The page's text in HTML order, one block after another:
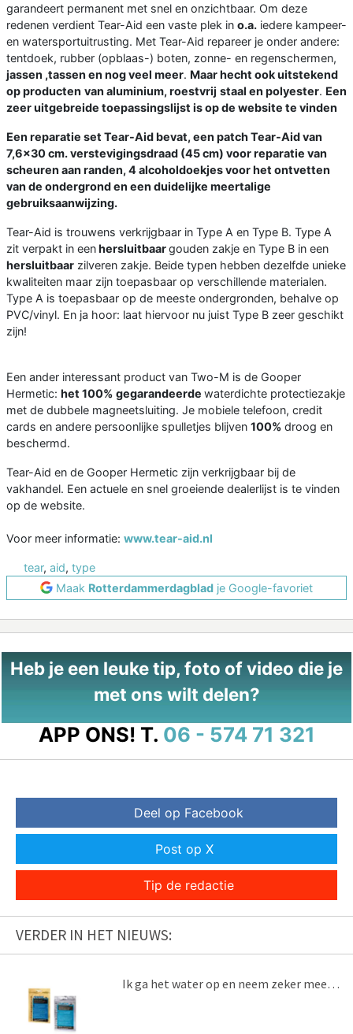
garandeert permanent met snel en onzichtbaar. Om deze
redenen verdient Tear-Aid een vaste plek in o.a. iedere kampeer-
en watersportuitrusting. Met Tear-Aid repareer je onder andere:
tentdoek, rubber (opblaas-) boten, zonne- en regenschermen,
jassen ,tassen en nog veel meer. Maar hecht ook uitstekend
op producten van aluminium, roestvrij staal en polyester. Een
zeer uitgebreide toepassingslijst is op de website te vinden
Een reparatie set Tear-Aid bevat, een patch Tear-Aid van
7,6x30 cm. verstevigingsdraad (45 cm) voor reparatie van
scheuren aan randen, 4 alcoholdoekjes voor het ontvetten
van de ondergrond en een duidelijke meertalige
gebruiksaanwijzing.
Tear-Aid is trouwens verkrijgbaar in Type A en Type B. Type A
zit verpakt in eenhersluitbaargouden zakje en Type B in een
hersluitbaar zilveren zakje. Beide typen hebben dezelfde unieke
kwaliteiten maar zijn toepasbaar op verschillende materialen.
Type A is toepasbaar op de meeste ondergronden, behalve op
PVC/vinyl. En ja hoor: laat hiervoor nu juist Type B zeer geschikt
zijn!
Een ander interessant product van Two-M is de Gooper
Hermetic: het 100% gegarandeerde waterdichte protectiezakje
met de dubbele magneetsluiting. Je mobiele telefoon, credit
cards en andere persoonlijke spulletjes blijven 100% droog en
beschermd.
Tear-Aid en de Gooper Hermetic zijn verkrijgbaar bij de
vakhandel. Een actuele en snel groeiende dealerlijst is te vinden
op de website.
Voor meer informatie: www.tear-aid.nl
tear, aid, type
Maak Rotterdammerdagblad je Google-favoriet
Heb je een leuke tip, foto of video die je
met ons wilt delen?
APP ONS! T. 06 - 574 71 321
Deel op Facebook
Post op X
Tip de redactie
VERDER IN HET NIEUWS:
Ik ga het water op en neem zeker mee…